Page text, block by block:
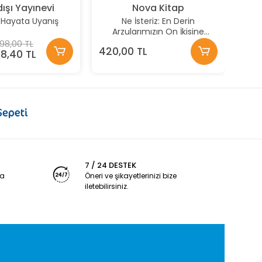
Yayınevi
Uyanış
TL
TL
Nova Kitap
Ne İsteriz: En Derin
Arzularımızın On İkisine
420,00 TL
7 / 24 DESTEK
Öneri ve şikayetlerinizi bize
iletebilirsiniz.